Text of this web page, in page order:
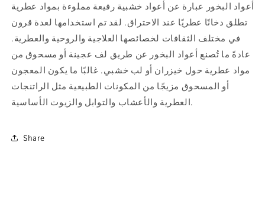
أعواد البخور عبارة عن أعواد خشبية رفيعة مملوءة بمواد عطرية
تطلق دخانًا عطريًا عند الاحتراق. لقد تم استخدامها لعدة قرون
في مختلف الثقافات لخصائصها العلاجية والروحية والعطرية.
عادةً ما تُصنع أعواد البخور عن طريق لف عجينة أو مسحوق من
مواد عطرية حول خيزران أو لب خشبي. غالبًا ما يكون المعجون
أو المسحوق مزيجًا من المكونات الطبيعية مثل الراتنجات
العطرية والأعشاب والتوابل والزيوت الأساسية.
Share